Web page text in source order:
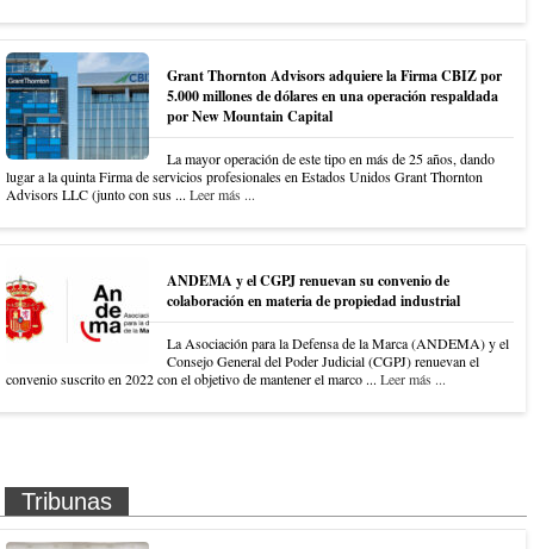
Grant Thornton Advisors adquiere la Firma CBIZ por
5.000 millones de dólares en una operación respaldada
por New Mountain Capital
La mayor operación de este tipo en más de 25 años, dando
lugar a la quinta Firma de servicios profesionales en Estados Unidos Grant Thornton
Advisors LLC (junto con sus ... Leer más ...
ANDEMA y el CGPJ renuevan su convenio de
colaboración en materia de propiedad industrial
La Asociación para la Defensa de la Marca (ANDEMA) y el
Consejo General del Poder Judicial (CGPJ) renuevan el
convenio suscrito en 2022 con el objetivo de mantener el marco ... Leer más ...
Tribunas